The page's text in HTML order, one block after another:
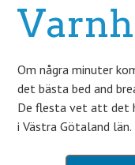
Om några minuter
det bästa bed and
De flesta vet att det
i Västra Götaland län.